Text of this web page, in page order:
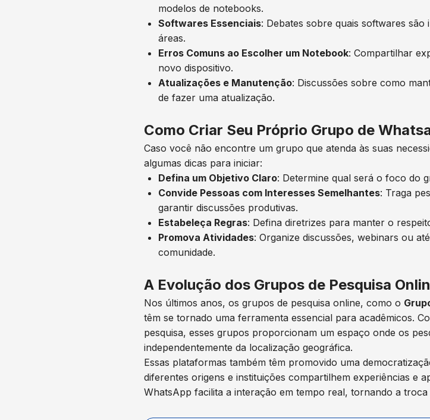
modelos de notebooks.
Softwares Essenciais: Debates sobre quais softwares são
áreas.
Erros Comuns ao Escolher um Notebook: Compartilhar
novo dispositivo.
Atualizações e Manutenção: Discussões sobre como
de fazer uma atualização.
Como Criar Seu Próprio Grupo de
Caso você não encontre um grupo que atenda às suas
algumas dicas para iniciar:
Defina um Objetivo Claro: Determine qual será o foco do
Convide Pessoas com Interesses Semelhantes: Traga
garantir discussões produtivas.
Estabeleça Regras: Defina diretrizes para manter o
Promova Atividades: Organize discussões, webinars ou
comunidade.
A Evolução dos Grupos de Pesquisa
Nos últimos anos, os grupos de pesquisa online, como o
têm se tornado uma ferramenta essencial para acadêmicos.
pesquisa, esses grupos proporcionam um espaço onde os
independentemente da localização geográfica.
Essas plataformas também têm promovido uma
diferentes origens e instituições compartilhem experiências e
WhatsApp facilita a interação em tempo real, tornando a troca